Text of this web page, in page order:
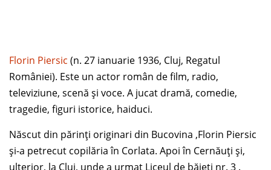
Florin Piersic (n. 27 ianuarie 1936, Cluj, Regatul
României). Este un actor român de film, radio,
televiziune, scenă și voce. A jucat dramă, comedie,
tragedie, figuri istorice, haiduci.
Născut din părinți originari din Bucovina ,Florin Piersic
și-a petrecut copilăria în Corlata. Apoi în Cernăuți și,
ulterior, la Cluj, unde a urmat Liceul de băieți nr. 3 .